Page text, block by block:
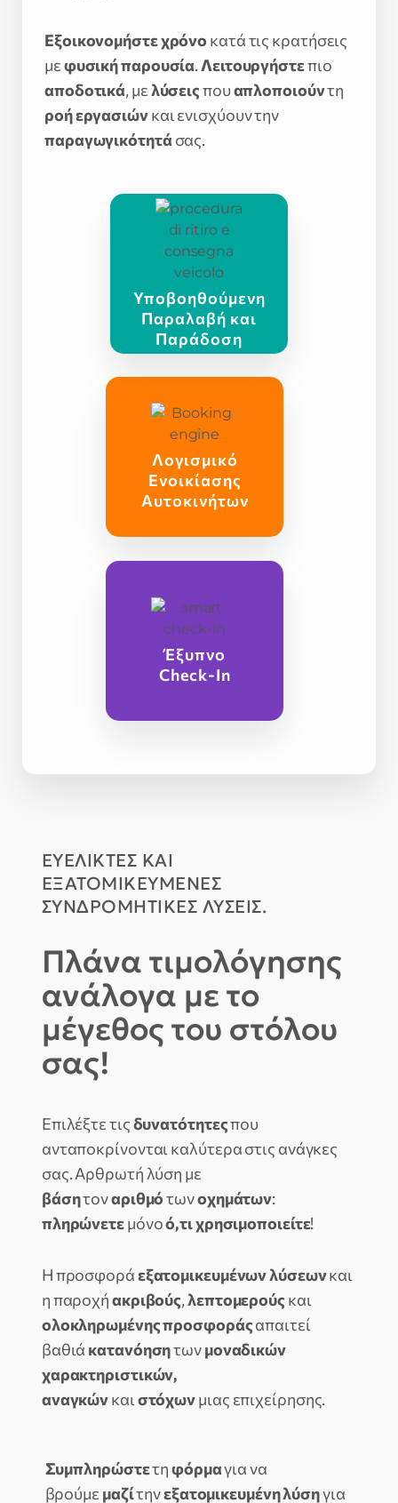
Λογισμικό
Ενοικίασης
Αυτοκινήτων
Έξυπνο
Check-In
Υποβοηθούμενη
Παραλαβή και
Παράδοση
Εξοικονομήστε χρόνο κατά τις κρατήσεις
μεφυσική παρουσία.Λειτουργήστεπιο
αποδοτικά, με λύσειςπουαπλοποιούντη
ροή εργασιώνκαι ενισχύουν την
παραγωγικότητά σας.
ΕΥΈΛΙΚΤΕΣ ΚΑΙ
ΕΞΑΤΟΜΙΚΕΥΜΈΝΕΣ
ΣΥΝΔΡΟΜΗΤΙΚΕΣ ΛΎΣΕΙΣ.
Πλάνα τιμολόγησης
ανάλογα με το
μέγεθος του στόλου
σας!
Επιλέξτε τιςδυνατότητεςπου
ανταποκρίνονται καλύτερα στις ανάγκες
σας. Αρθρωτή λύση με
βάσητοναριθμότωνοχημάτων:
πληρώνετεμόνοό,τι χρησιμοποιείτε!
Η προσφοράεξατομικευμένων λύσεωνκαι
η παροχήακριβούς, λεπτομερούς και
ολοκληρωμένης προσφοράςαπαιτεί
βαθιά κατανόησητωνμοναδικών
χαρακτηριστικών,
αναγκώνκαιστόχωνμιας επιχείρησης.
Συμπληρώστετηφόρμαγια να
βρούμε μαζίτηνεξατομικευμένη λύσηγια